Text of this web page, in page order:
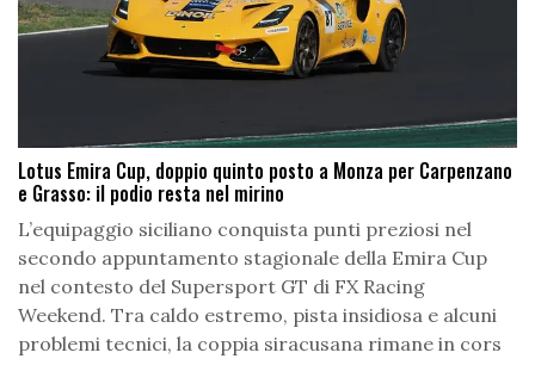
Lotus Emira Cup, doppio quinto posto a Monza per Carpenzano
e Grasso: il podio resta nel mirino
L’equipaggio siciliano conquista punti preziosi nel
secondo appuntamento stagionale della Emira Cup
nel contesto del Supersport GT di FX Racing
Weekend. Tra caldo estremo, pista insidiosa e alcuni
problemi tecnici, la coppia siracusana rimane in cors